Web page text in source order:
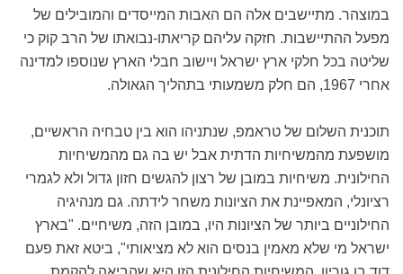
במוצהר. מתיישבים אלה הם האבות המייסדים והמובילים של
מפעל ההתיישבות. חזקה עליהם קריאתו-נבואתו של הרב קוק כי
שליטה בכל חלקי ארץ ישראל ויישוב חבלי הארץ שנוספו למדינה
אחרי 1967, הם חלק משמעותי בתהליך הגאולה.
תוכנית השלום של טראמפ, שנתניהו הוא בין טבחיה הראשיים,
מושפעת מהמשיחיות הדתית אבל יש בה גם מהמשיחיות
החילונית. משיחיות במובן של רצון להגשים חזון גדול ולא לגמרי
רציונלי, המאפיינת את הציונות משחר לידתה. גם מנהיגיה
החילוניים ביותר של הציונות היו, במובן הזה, משיחיים. "בארץ
ישראל מי שלא מאמין בנסים הוא לא מציאותי", ביטא זאת פעם